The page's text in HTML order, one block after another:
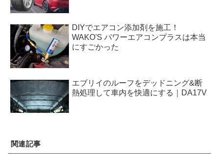
DIYでエアコン添加剤を施工！
WAKO'S パワーエアコンプラスは本当
にすごかった
エブリイのルーフをデッドニング&断
熱処理して車内を快適にする｜DA17V
関連記事